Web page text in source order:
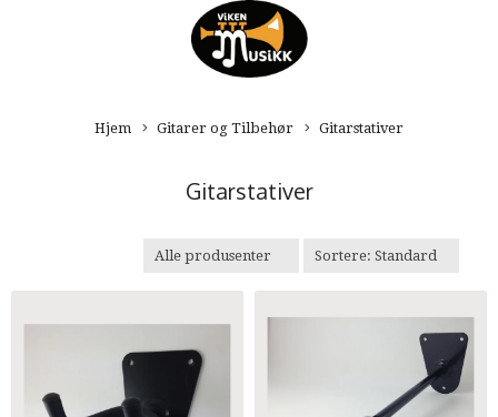
Hjem Gitarer og Tilbehør Gitarstativer
Gitarstativer